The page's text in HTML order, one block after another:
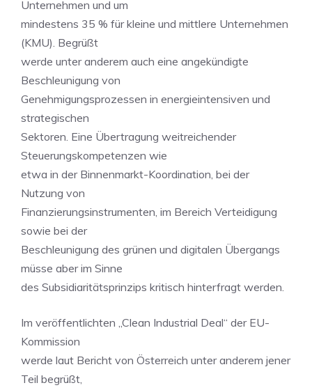
Unternehmen und um
mindestens 35 % für kleine und mittlere Unternehmen
(KMU). Begrüßt
werde unter anderem auch eine angekündigte
Beschleunigung von
Genehmigungsprozessen in energieintensiven und
strategischen
Sektoren. Eine Übertragung weitreichender
Steuerungskompetenzen wie
etwa in der Binnenmarkt-Koordination, bei der
Nutzung von
Finanzierungsinstrumenten, im Bereich Verteidigung
sowie bei der
Beschleunigung des grünen und digitalen Übergangs
müsse aber im Sinne
des Subsidiaritätsprinzips kritisch hinterfragt werden.
Im veröffentlichten „Clean Industrial Deal“ der EU-
Kommission
werde laut Bericht von Österreich unter anderem jener
Teil begrüßt,